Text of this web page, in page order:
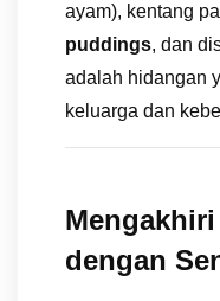
ayam), kentang
puddings, dan
adalah hidangan
keluarga dan
dengan